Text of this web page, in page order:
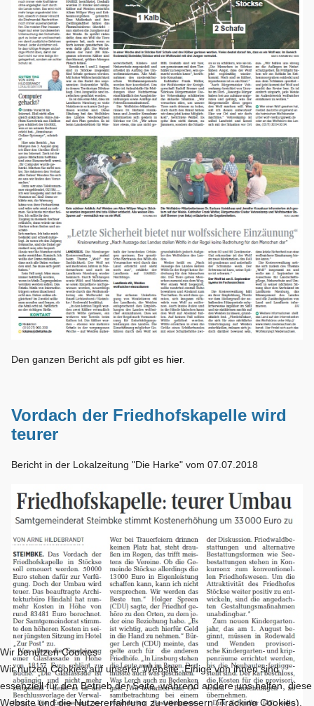
Den ganzen Bericht als pdf gibt es hier.
Vordach der Friedhofskapelle wird
teurer
Bericht in der Lokalzeitung "Die Harke" vom 07.07.2018
Wir benutzen Cookies
Wir nutzen Cookies auf unserer Website. Einige von ihnen sind
essenziell für den Betrieb der Seite, während andere uns helfen, diese
Website und die Nutzererfahrung zu verbessern (Tracking Cookies).